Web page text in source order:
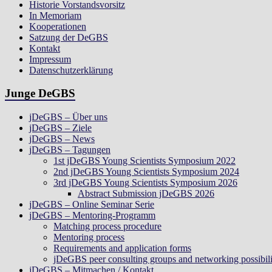
Historie Vorstandsvorsitz
In Memoriam
Kooperationen
Satzung der DeGBS
Kontakt
Impressum
Datenschutzerklärung
Junge DeGBS
jDeGBS – Über uns
jDeGBS – Ziele
jDeGBS – News
jDeGBS – Tagungen
1st jDeGBS Young Scientists Symposium 2022
2nd jDeGBS Young Scientists Symposium 2024
3rd jDeGBS Young Scientists Symposium 2026
Abstract Submission jDeGBS 2026
jDeGBS – Online Seminar Serie
jDeGBS – Mentoring-Programm
Matching process procedure
Mentoring process
Requirements and application forms
jDeGBS peer consulting groups and networking
jDeGBS – Mitmachen / Kontakt